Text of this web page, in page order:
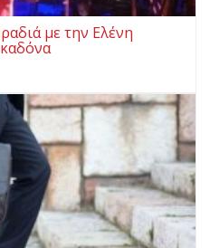
με την Ελένη